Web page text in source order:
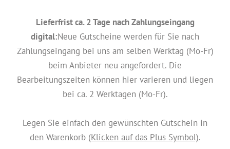
Lieferfrist ca. 2 Tage nach Zahlungseingang
digital:Neue Gutscheine werden für Sie nach
Zahlungseingang bei uns am selben Werktag (Mo-Fr)
beim Anbieter neu angefordert. Die
Bearbeitungszeiten können hier varieren und liegen
bei ca. 2 Werktagen (Mo-Fr).
Legen Sie einfach den gewünschten Gutschein in
den Warenkorb (Klicken auf das Plus Symbol).